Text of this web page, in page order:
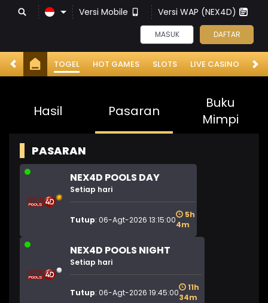
Versi Mobile Versi WAP (NEX4D)
MASUK DAFTAR
TOGEL HOT GAMES SLOTS LIVE CASINO
Hasil Pasaran
Buku
Mimpi
PASARAN
NEX4D POOLS DAY
Setiap hari
Tutup: 06-Agt-2026 13:15:00
5h
4m
NEX4D POOLS NIGHT
Setiap hari
Tutup: 06-Agt-2026 19:45:00
11h
34m